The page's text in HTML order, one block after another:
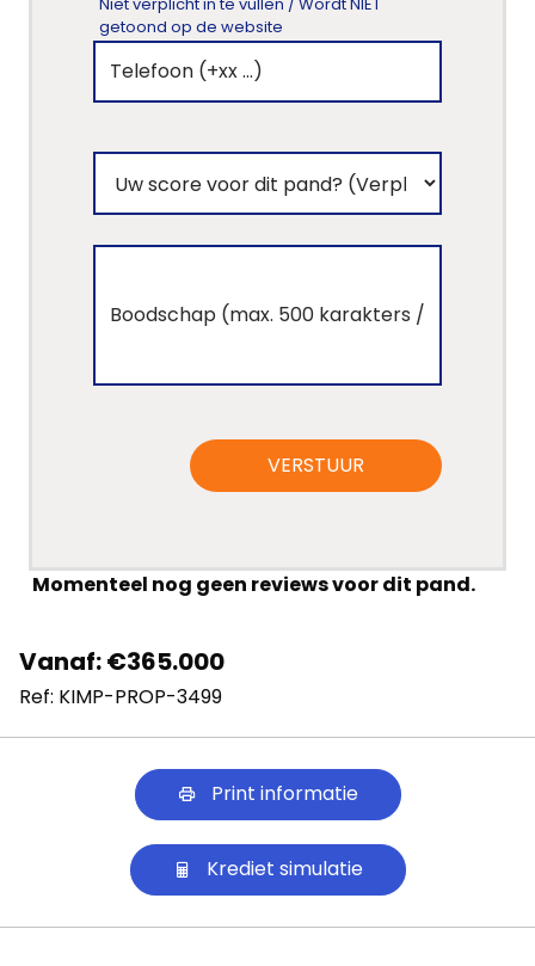
getoond op de website
VERSTUUR
Momenteel nog geen reviews voor dit pand.
Vanaf: €365.000
Ref: KIMP-PROP-3499
Print informatie
Krediet simulatie